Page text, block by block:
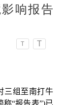
响报告
T T
三组至南打牛
“报告表”)已